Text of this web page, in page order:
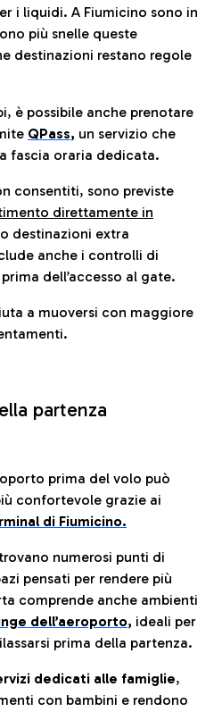
i liquidi. A Fiumicino sono in
più snelle queste
destinazioni restano regole
è possibile anche prenotare
QPass, un servizio che
fascia oraria dedicata.
consentiti, sono previste
direttamente in
destinazioni extra
anche i controlli di
prima dell’accesso al gate.
a muoversi con maggiore
partenza
prima del volo può
confortevole grazie ai
di Fiumicino.
numerosi punti di
pensati per rendere più
comprende anche ambienti
dell’aeroporto, ideali per
prima della partenza.
dedicati alle famiglie,
con bambini e rendono